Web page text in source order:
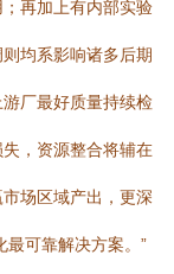
再加上有内部实验
均系影响诸多后期
厂最好质量持续检
，资源整合将辅在
场区域产出，更深
最可靠解决方案。”